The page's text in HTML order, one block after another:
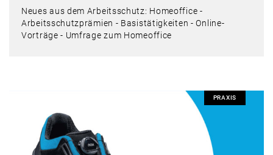
Neues aus dem Arbeitsschutz: Homeoffice -
Arbeitsschutzprämien - Basistätigkeiten - Online-
Vorträge - Umfrage zum Homeoffice
PRAXIS